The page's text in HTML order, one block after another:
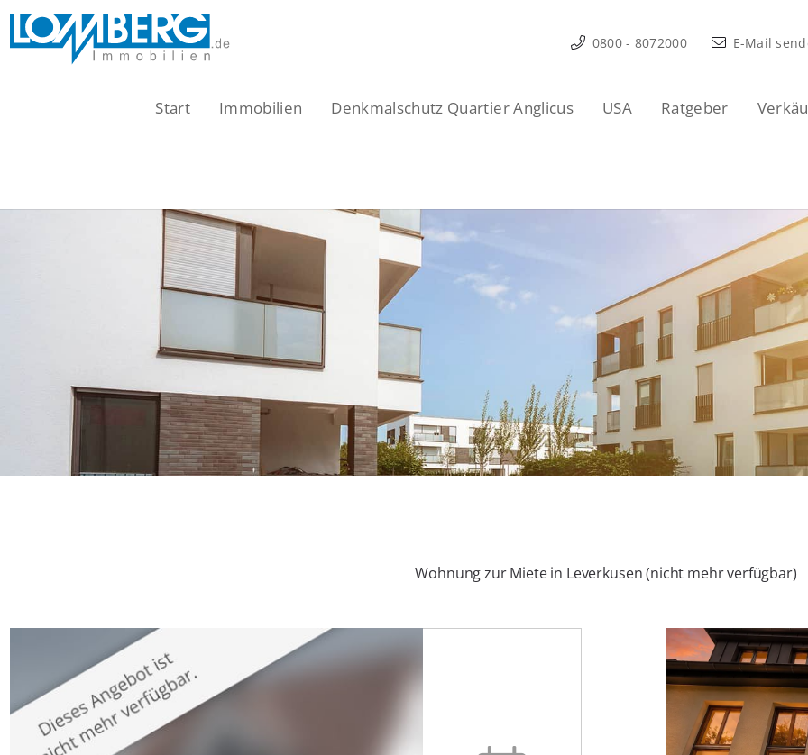
Zum
Inhalt
0800 - 8072000 E-Mail
Start Immobilien Denkmalschutz Quartier Anglicus USA Ratgeber
Wohnung zur Miete in Leverkusen (nicht mehr verfügbar)